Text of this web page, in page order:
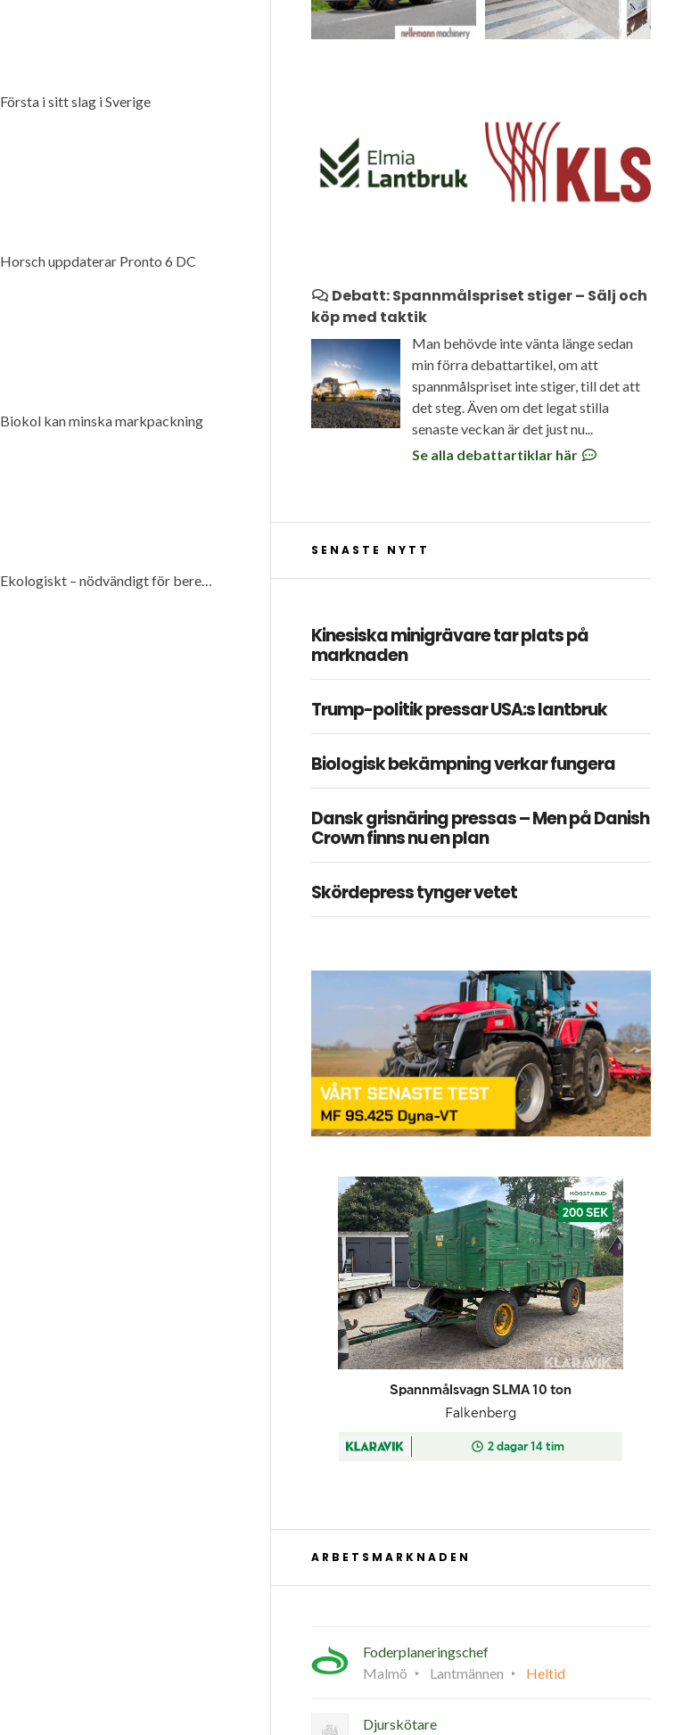
Första i sitt slag i Sverige
Horsch uppdaterar Pronto 6 DC
Biokol kan minska markpackning
Ekologiskt – nödvändigt för beredskap
Debatt: Spannmålspriset stiger – Sälj och
köp med taktik
Man behövde inte vänta länge sedan
min förra debattartikel, om att
spannmålspriset inte stiger, till det att
det steg. Även om det legat stilla
senaste veckan är det just nu...
Se alla debattartiklar här
SENASTE NYTT
Kinesiska minigrävare tar plats på
marknaden
Trump-politik pressar USA:s lantbruk
Biologisk bekämpning verkar fungera
Dansk grisnäring pressas – Men på Danish
Crown finns nu en plan
Skördepress tynger vetet
ARBETSMARKNADEN
Foderplaneringschef
Malmö
Lantmännen Heltid
Djurskötare